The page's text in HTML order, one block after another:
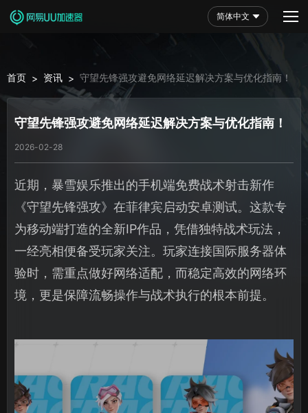
简体中文
首页 > 资讯 > 守望先锋强攻避免网络延迟解决方案与优化指南！
守望先锋强攻避免网络延迟解决方案与优化指南！
2026-02-28
近期，暴雪娱乐推出的手机端免费战术射击新作
《守望先锋强攻》在菲律宾启动安卓测试。这款专
为移动端打造的全新IP作品，凭借独特战术玩法，
一经亮相便备受玩家关注。玩家连接国际服务器体
验时，需重点做好网络适配，而稳定高效的网络环
境，更是保障流畅操作与战术执行的根本前提。